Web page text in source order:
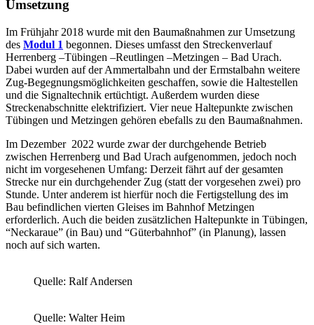
Umsetzung
Im Frühjahr 2018 wurde mit den Baumaßnahmen zur Umsetzung
des Modul 1 begonnen. Dieses umfasst den Streckenverlauf
Herrenberg –Tübingen –Reutlingen –Metzingen – Bad Urach.
Dabei wurden auf der Ammertalbahn und der Ermstalbahn weitere
Zug-Begegnungsmöglichkeiten geschaffen, sowie die Haltestellen
und die Signaltechnik ertüchtigt. Außerdem wurden diese
Streckenabschnitte elektrifiziert. Vier neue Haltepunkte zwischen
Tübingen und Metzingen gehören ebefalls zu den Baumaßnahmen.
Im Dezember 2022 wurde zwar der durchgehende Betrieb
zwischen Herrenberg und Bad Urach aufgenommen, jedoch noch
nicht im vorgesehenen Umfang: Derzeit fährt auf der gesamten
Strecke nur ein durchgehender Zug (statt der vorgesehen zwei) pro
Stunde. Unter anderem ist hierfür noch die Fertigstellung des im
Bau befindlichen vierten Gleises im Bahnhof Metzingen
erforderlich. Auch die beiden zusätzlichen Haltepunkte in Tübingen,
“Neckaraue” (in Bau) und “Güterbahnhof” (in Planung), lassen
noch auf sich warten.
Quelle: Ralf Andersen
Quelle: Walter Heim